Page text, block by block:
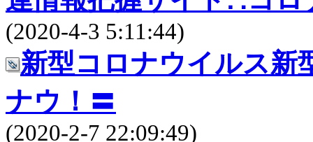
(2020-4-3 5:11:44)
新型コロナウイルス新
ナウ！〓
(2020-2-7 22:09:49)